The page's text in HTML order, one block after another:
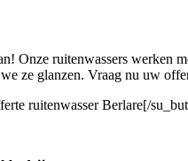
Onze ruitenwassers werken
ze glanzen. Vraag nu uw
ruitenwasser Berlare[/